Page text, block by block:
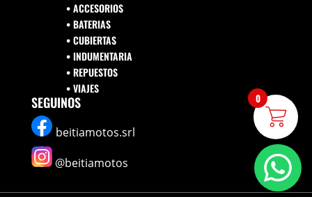
• ACCESORIOS
• BATERIAS
• CUBIERTAS
• INDUMENTARIA
• REPUESTOS
•VIAJES
SEGUINOS
beitiamotos.srl
@beitiamotos
0